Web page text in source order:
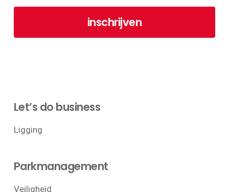
Let’s do business
Ligging
Parkmanagement
Veiligheid